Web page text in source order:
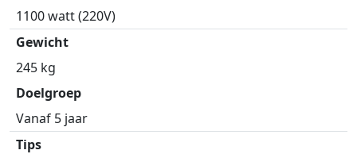
1100 watt (220V)
Gewicht
245 kg
Doelgroep
Vanaf 5 jaar
Tips